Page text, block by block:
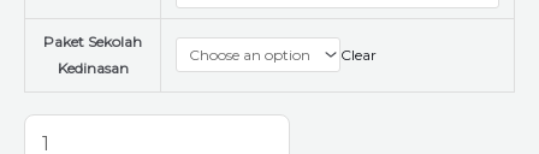
Paket Sekolah
Kedinasan
Clear